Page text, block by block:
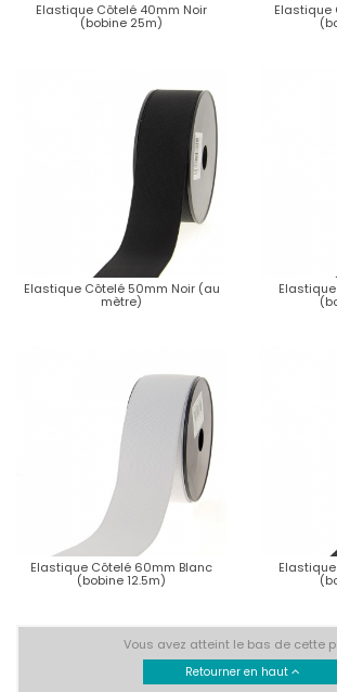
Elastique Côtelé 40mm Noir
(bobine 25m)
Elastique
Elastique Côtelé 50mm Noir (au
mètre)
Elastique Côtelé 60mm Blanc
(bobine 12.5m)
Vous avez atteint le bas de cette
Retourner en haut